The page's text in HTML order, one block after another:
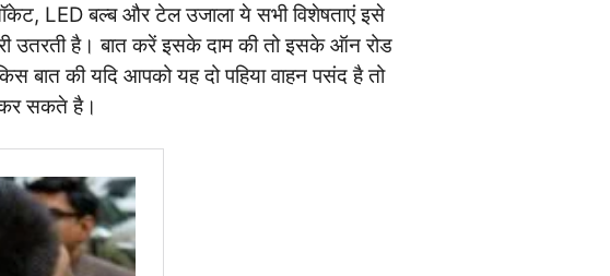
LED बल्ब और टेल उजाला ये सभी विशेषताएं इसे
उतरती है। बात करें इसके दाम की तो इसके ऑन रोड
बात की यदि आपको यह दो पहिया वाहन पसंद है तो
कर सकते है।